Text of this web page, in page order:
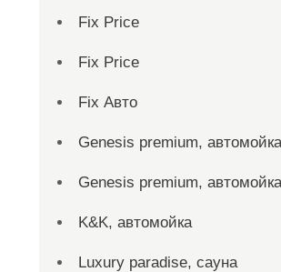
Fix Price
Fix Price
Fix Авто
Genesis premium,
Genesis premium,
K&K, автомойка
Luxury paradise, сауна